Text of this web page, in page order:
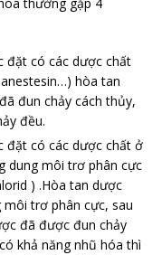
đặt có các dược chất
hòa tan
đun chảy cách thủy,
đều.
đặt có các dược chất ở
dung môi trơ phân cực
) .Hòa tan dược
trơ phân cực, sau
đã được đun chảy
khả năng nhũ hóa thì